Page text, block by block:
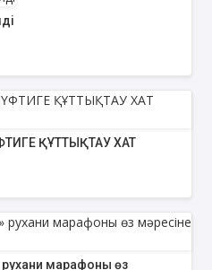
ҚҰТТЫҚТАУ ХАТ
рухани марафоны өз